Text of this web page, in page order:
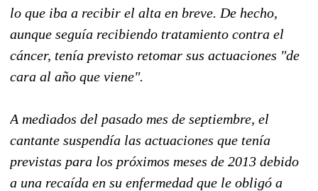
lo que iba a recibir el alta en breve. De hecho,
aunque seguía recibiendo tratamiento contra el
cáncer, tenía previsto retomar sus actuaciones "de
cara al año que viene".
A mediados del pasado mes de septiembre, el
cantante suspendía las actuaciones que tenía
previstas para los próximos meses de 2013 debido
a una recaída en su enfermedad que le obligó a